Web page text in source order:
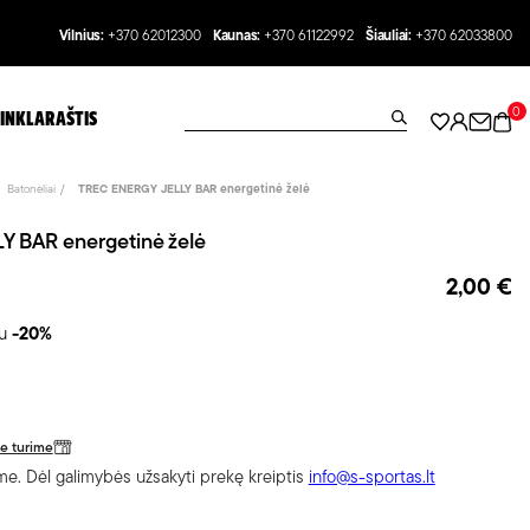
Vilnius: +370 62012300 Kaunas: +370 61122992 Šiauliai: +370 62033800
0
Batonėliai TREC ENERGY JELLY BAR energetinė želė
BAR energetinė želė
2,00 €
-20%
turime
Dėl galimybės užsakyti prekę kreiptis info@s-sportas.lt